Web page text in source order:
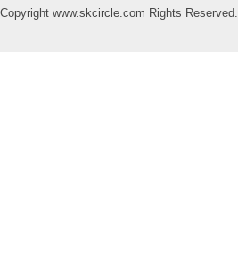
Copyright www.skcircle.com Rights Reserved.